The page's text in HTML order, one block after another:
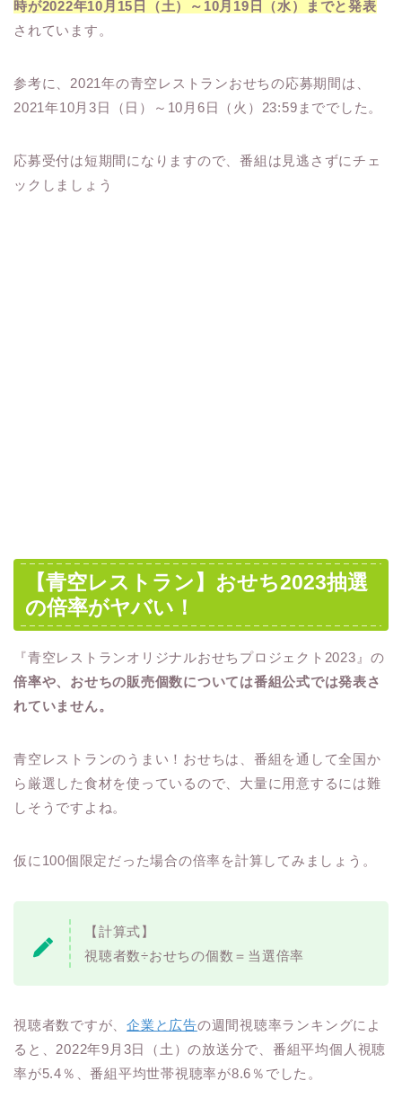
時が2022年10月15日（土）～10月19日（水）までと発表
されています。
参考に、2021年の青空レストランおせちの応募期間は、
2021年10月3日（日）～10月6日（火）23:59まででした。
応募受付は短期間になりますので、番組は見逃さずにチェ
ックしましょう
【青空レストラン】おせち2023抽選
の倍率がヤバい！
『青空レストランオリジナルおせちプロジェクト2023』の
倍率や、おせちの販売個数については番組公式では発表さ
れていません。
青空レストランのうまい！おせちは、番組を通して全国か
ら厳選した食材を使っているので、大量に用意するには難
しそうですよね。
仮に100個限定だった場合の倍率を計算してみましょう。
【計算式】
視聴者数÷おせちの個数＝当選倍率
視聴者数ですが、企業と広告の週間視聴率ランキングによ
ると、2022年9月3日（土）の放送分で、番組平均個人視聴
率が5.4％、番組平均世帯視聴率が8.6％でした。